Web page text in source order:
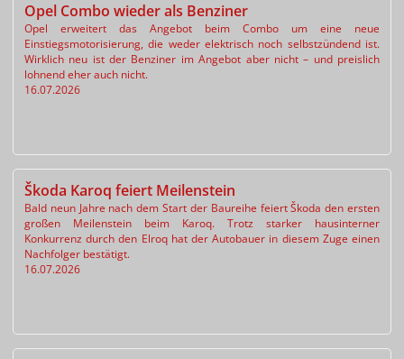
Opel Combo wieder als Benziner
Opel erweitert das Angebot beim Combo um eine neue
Einstiegsmotorisierung, die weder elektrisch noch selbstzündend ist.
Wirklich neu ist der Benziner im Angebot aber nicht – und preislich
lohnend eher auch nicht.
16.07.2026
Škoda Karoq feiert Meilenstein
Bald neun Jahre nach dem Start der Baureihe feiert Škoda den ersten
großen Meilenstein beim Karoq. Trotz starker hausinterner
Konkurrenz durch den Elroq hat der Autobauer in diesem Zuge einen
Nachfolger bestätigt.
16.07.2026